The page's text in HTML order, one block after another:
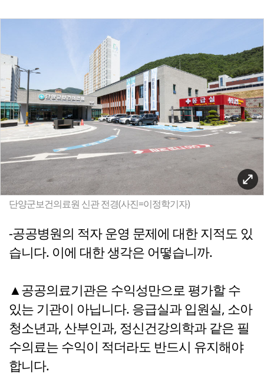
단양군보건의료원 신관 전경(사진=이정학기자)
-공공병원의 적자 운영 문제에 대한 지적도 있
습니다. 이에 대한 생각은 어떻습니까.
▲공공의료기관은 수익성만으로 평가할 수
있는 기관이 아닙니다. 응급실과 입원실, 소아
청소년과, 산부인과, 정신건강의학과 같은 필
수의료는 수익이 적더라도 반드시 유지해야
합니다.